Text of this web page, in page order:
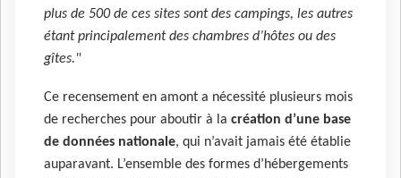
plus de 500 de ces sites sont des campings, les autres
étant principalement des chambres d’hôtes ou des
gîtes."
Ce recensement en amont a nécessité plusieurs mois
de recherches pour aboutir à la création d’une base
de données nationale, qui n’avait jamais été établie
auparavant. L’ensemble des formes d’hébergements